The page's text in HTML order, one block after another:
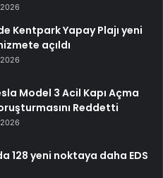
Kentpark Yapay Plajı yeni
açıldı
Model 3 Acil Kapı Açma
Reddetti
128 yeni noktaya daha EDS